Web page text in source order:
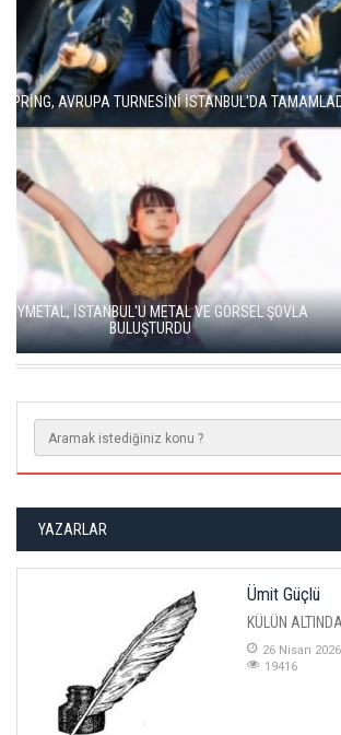
MODERN METALİN ÖNCÜSÜ TRİVİUM
SOUND OF EUROPE BEŞİNCİ YILINDA
İZMİR'DE
YAZARLAR
Ümit Güçlü
KÜLÜN
26 Nisan 2026
19416